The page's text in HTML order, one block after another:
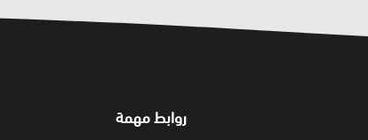
روابط مهمة